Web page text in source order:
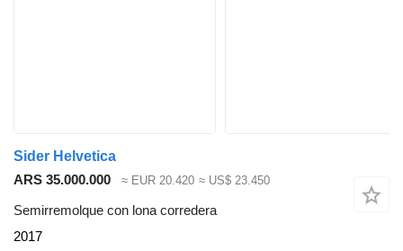
Sider Helvetica
ARS 35.000.000
≈ EUR 20.420 ≈ US$ 23.450
Semirremolque con lona corredera
2017